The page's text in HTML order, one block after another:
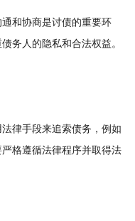
和协商是讨债的重要环
务人的隐私和合法权益。
律手段来追索债务，例如
格遵循法律程序并取得法